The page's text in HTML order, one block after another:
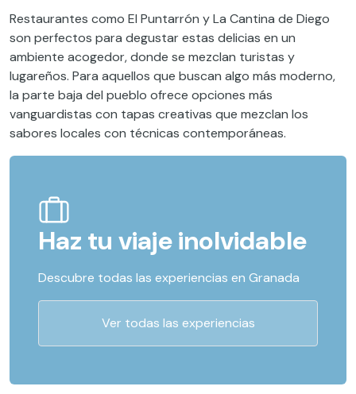
Restaurantes como El Puntarrón y La Cantina de Diego
son perfectos para degustar estas delicias en un
ambiente acogedor, donde se mezclan turistas y
lugareños. Para aquellos que buscan algo más moderno,
la parte baja del pueblo ofrece opciones más
vanguardistas con tapas creativas que mezclan los
sabores locales con técnicas contemporáneas.
Haz tu viaje inolvidable
Descubre todas las experiencias en Granada
Ver todas las experiencias